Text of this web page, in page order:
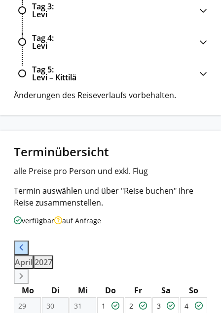
Tag 3
Levi
Tag 4
Levi
Tag 5
Levi – Kittilä
Änderungen des Reiseverlaufs vorbehalten.
Terminübersicht
alle Preise pro Person und exkl. Flug
Termin auswählen und über "Reise buchen" Ihre
Reise zusammenstellen.
verfügbar auf Anfrage
April 2027
Mo Di Mi Do Fr Sa So
29 30 31 1 2 3 4